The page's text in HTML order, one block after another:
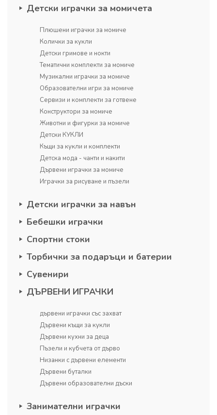
Детски играчки за момичета
Плюшени играчки за момиче
Колички за кукли
Детски гримове и нокти
Тематични комплекти за момиче
Музикални играчки за момиче
Образователни игри за момиче
Сервизи и комплекти за готвене
Конструктори за момиче
Животни и фигурки за момиче
Детски КУКЛИ
Къщи за кукли и комплекти
Детска мода - чанти и накити
Дървени играчки за момиче
Играчки за рисуване и пъзели
Детски играчки за навън
Бебешки играчки
Спортни стоки
Торбички за подаръци и батерии
Сувенири
ДЪРВЕНИ ИГРАЧКИ
дървени играчки със захват
Дървени къщи за кукли
Дървени кухни за деца
Пъзели и кубчета от дърво
Низанки с дървени елементи
Дървени буталки
Дървени образователни дъски
Занимателни играчки